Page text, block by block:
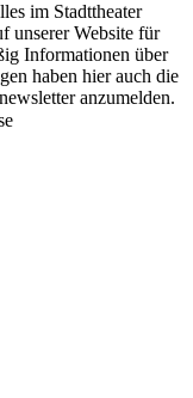
im Stadttheater
unserer Website für
Informationen über
haben hier auch die
anzumelden.